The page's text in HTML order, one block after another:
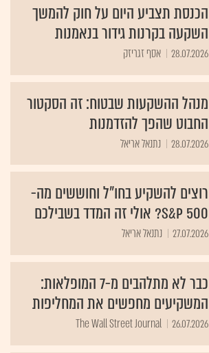
הכנסת תצביע היום על חוק להמשך
השקעה בקרנות גידור בנאמנות
28.07.2026 אסף זגריזק
מנהל ההשקעות שבטוח: זה הסקטור
החבוט שהפך להזדמנות
28.07.2026 נתנאל אריאל
רוצים להשקיע בחו״ל וחוששים מה-
S&P 500? אולי זה המדד בשבילכם
27.07.2026 נתנאל אריאל
כבר לא מתלהבים מ-7 המופלאות:
המשקיעים מחפשים את המחליפות
26.07.2026
The Wall Street Journal